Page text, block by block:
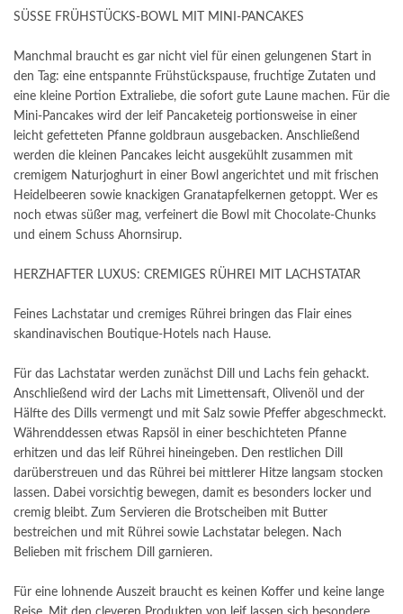
SÜSSE FRÜHSTÜCKS-BOWL MIT MINI-PANCAKES
Manchmal braucht es gar nicht viel für einen gelungenen Start in
den Tag: eine entspannte Frühstückspause, fruchtige Zutaten und
eine kleine Portion Extraliebe, die sofort gute Laune machen. Für die
Mini-Pancakes wird der leif Pancaketeig portionsweise in einer
leicht gefetteten Pfanne goldbraun ausgebacken. Anschließend
werden die kleinen Pancakes leicht ausgekühlt zusammen mit
cremigem Naturjoghurt in einer Bowl angerichtet und mit frischen
Heidelbeeren sowie knackigen Granatapfelkernen getoppt. Wer es
noch etwas süßer mag, verfeinert die Bowl mit Chocolate-Chunks
und einem Schuss Ahornsirup.
HERZHAFTER LUXUS: CREMIGES RÜHREI MIT LACHSTATAR
Feines Lachstatar und cremiges Rührei bringen das Flair eines
skandinavischen Boutique-Hotels nach Hause.
Für das Lachstatar werden zunächst Dill und Lachs fein gehackt.
Anschließend wird der Lachs mit Limettensaft, Olivenöl und der
Hälfte des Dills vermengt und mit Salz sowie Pfeffer abgeschmeckt.
Währenddessen etwas Rapsöl in einer beschichteten Pfanne
erhitzen und das leif Rührei hineingeben. Den restlichen Dill
darüberstreuen und das Rührei bei mittlerer Hitze langsam stocken
lassen. Dabei vorsichtig bewegen, damit es besonders locker und
cremig bleibt. Zum Servieren die Brotscheiben mit Butter
bestreichen und mit Rührei sowie Lachstatar belegen. Nach
Belieben mit frischem Dill garnieren.
Für eine lohnende Auszeit braucht es keinen Koffer und keine lange